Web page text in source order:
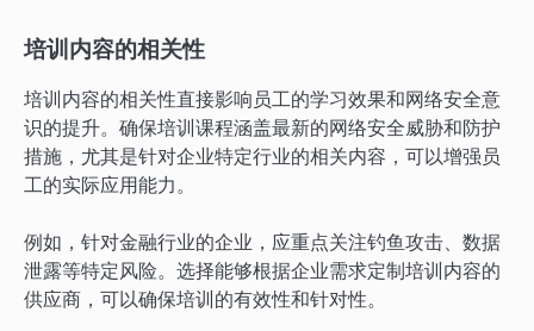
培训内容的相关性
培训内容的相关性直接影响员工的学习效果和网络安全意
识的提升。确保培训课程涵盖最新的网络安全威胁和防护
措施，尤其是针对企业特定行业的相关内容，可以增强员
工的实际应用能力。
例如，针对金融行业的企业，应重点关注钓鱼攻击、数据
泄露等特定风险。选择能够根据企业需求定制培训内容的
供应商，可以确保培训的有效性和针对性。